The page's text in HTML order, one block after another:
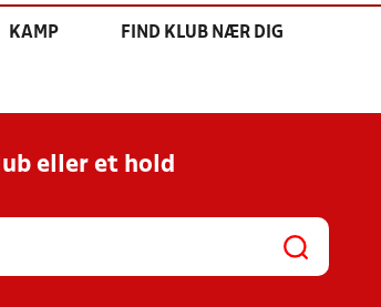
KAMP FIND KLUB NÆR DIG
eller et hold